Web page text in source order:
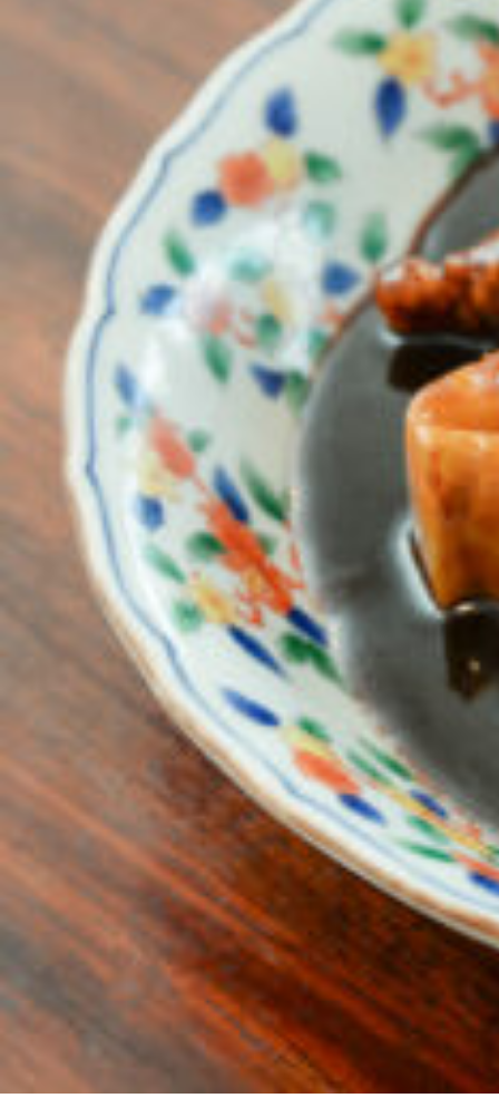
関西で開催。
おすすめの展覧会
おすすめの映画
誠光社で選びました。
おすすめの本
紹介します。
おすすめのイベント